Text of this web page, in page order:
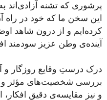
پرشوری که تشنه آزادی‌اند
این سخن ما که خود در راه
کرده‌ایم و از درون شاهد
آینده‌ی وطن عزیز سودمند
درک درستِ وقایع روزگار و
بررسی شخصیت‌های مؤثر و
و نیز مقایسه‌ی دقیق افکار،